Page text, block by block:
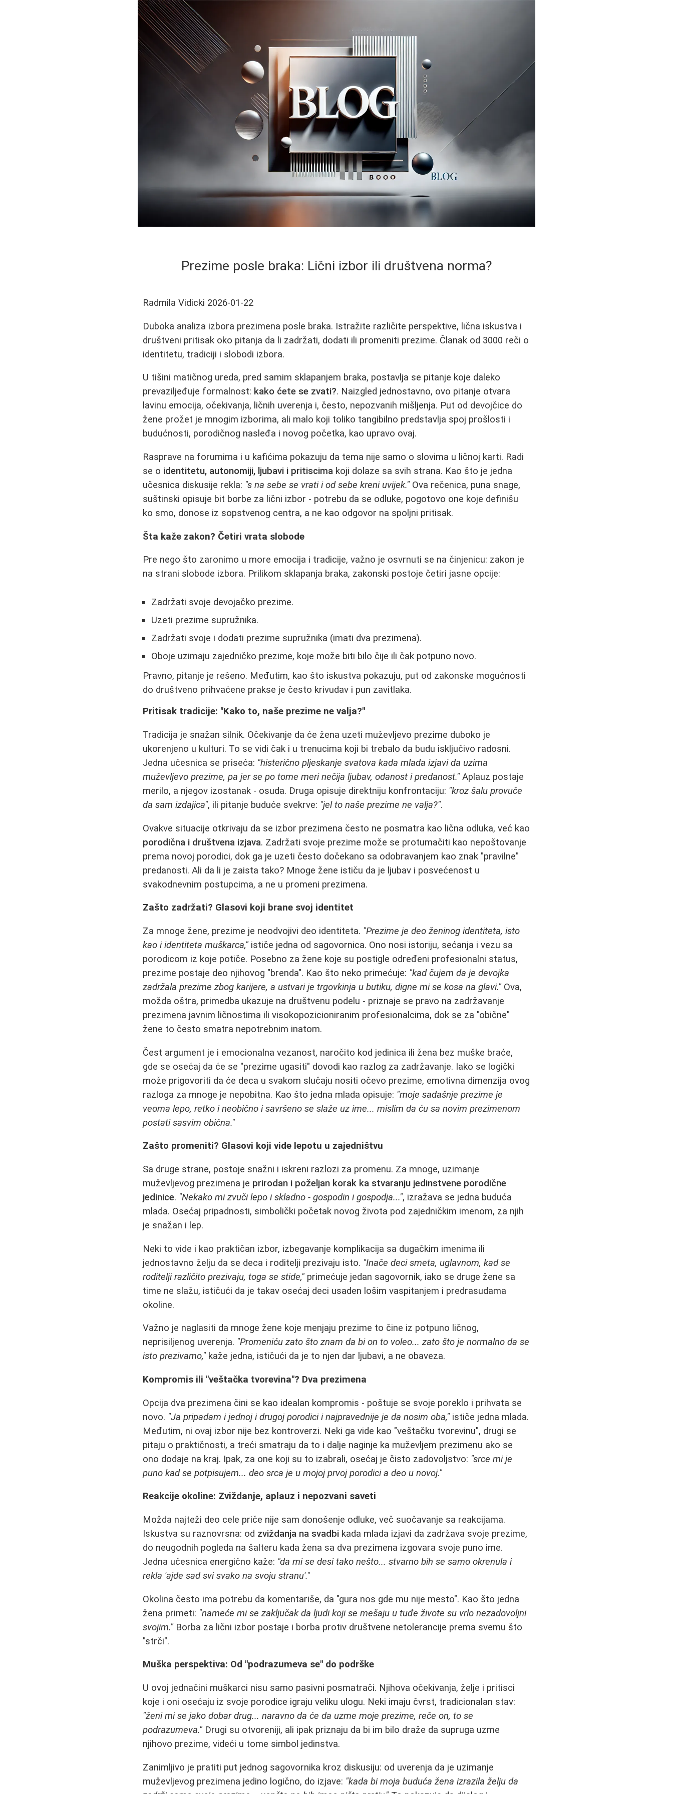
Prezime posle braka: Lični izbor ili društvena norma?
Radmila Vidicki 2026-01-22
Duboka analiza izbora prezimena posle braka. Istražite različite perspektive, lična iskustva i
društveni pritisak oko pitanja da li zadržati, dodati ili promeniti prezime. Članak od 3000 reči o
identitetu, tradiciji i slobodi izbora.
U tišini matičnog ureda, pred samim sklapanjem braka, postavlja se pitanje koje daleko
prevaziljeđuje formalnost: kako ćete se zvati?. Naizgled jednostavno, ovo pitanje otvara
lavinu emocija, očekivanja, ličnih uverenja i, često, nepozvanih mišljenja. Put od devojčice do
žene prožet je mnogim izborima, ali malo koji toliko tangibilno predstavlja spoj prošlosti i
budućnosti, porodičnog nasleđa i novog početka, kao upravo ovaj.
Rasprave na forumima i u kafićima pokazuju da tema nije samo o slovima u ličnoj karti. Radi
se o identitetu, autonomiji, ljubavi i pritiscima koji dolaze sa svih strana. Kao što je jedna
učesnica diskusije rekla: "s na sebe se vrati i od sebe kreni uvijek." Ova rečenica, puna snage,
suštinski opisuje bit borbe za lični izbor - potrebu da se odluke, pogotovo one koje definišu
ko smo, donose iz sopstvenog centra, a ne kao odgovor na spoljni pritisak.
Šta kaže zakon? Četiri vrata slobode
Pre nego što zaronimo u more emocija i tradicije, važno je osvrnuti se na činjenicu: zakon je
na strani slobode izbora. Prilikom sklapanja braka, zakonski postoje četiri jasne opcije:
Zadržati svoje devojačko prezime.
Uzeti prezime supružnika.
Zadržati svoje i dodati prezime supružnika (imati dva prezimena).
Oboje uzimaju zajedničko prezime, koje može biti bilo čije ili čak potpuno novo.
Pravno, pitanje je rešeno. Međutim, kao što iskustva pokazuju, put od zakonske mogućnosti
do društveno prihvaćene prakse je često krivudav i pun zavitlaka.
Pritisak tradicije: "Kako to, naše prezime ne valja?"
Tradicija je snažan silnik. Očekivanje da će žena uzeti muževljevo prezime duboko je
ukorenjeno u kulturi. To se vidi čak i u trenucima koji bi trebalo da budu isključivo radosni.
Jedna učesnica se priseća: "histerično pljeskanje svatova kada mlada izjavi da uzima
muževljevo prezime, pa jer se po tome meri nečija ljubav, odanost i predanost." Aplauz postaje
merilo, a njegov izostanak - osuda. Druga opisuje direktniju konfrontaciju: "kroz šalu provuče
da sam izdajica", ili pitanje buduće svekrve: "jel to naše prezime ne valja?".
Ovakve situacije otkrivaju da se izbor prezimena često ne posmatra kao lična odluka, već kao
porodična i društvena izjava. Zadržati svoje prezime može se protumačiti kao nepoštovanje
prema novoj porodici, dok ga je uzeti često dočekano sa odobravanjem kao znak "pravilne"
predanosti. Ali da li je zaista tako? Mnoge žene ističu da je ljubav i posvećenost u
svakodnevnim postupcima, a ne u promeni prezimena.
Zašto zadržati? Glasovi koji brane svoj identitet
Za mnoge žene, prezime je neodvojivi deo identiteta. "Prezime je deo ženinog identiteta, isto
kao i identiteta muškarca," ističe jedna od sagovornica. Ono nosi istoriju, sećanja i vezu sa
porodicom iz koje potiče. Posebno za žene koje su postigle određeni profesionalni status,
prezime postaje deo njihovog "brenda". Kao što neko primećuje: "kad čujem da je devojka
zadržala prezime zbog karijere, a ustvari je trgovkinja u butiku, digne mi se kosa na glavi." Ova,
možda oštra, primedba ukazuje na društvenu podelu - priznaje se pravo na zadržavanje
prezimena javnim ličnostima ili visokopozicioniranim profesionalcima, dok se za "obične"
žene to često smatra nepotrebnim inatom.
Čest argument je i emocionalna vezanost, naročito kod jedinica ili žena bez muške braće,
gde se osećaj da će se "prezime ugasiti" dovodi kao razlog za zadržavanje. Iako se logički
može prigovoriti da će deca u svakom slučaju nositi očevo prezime, emotivna dimenzija ovog
razloga za mnoge je nepobitna. Kao što jedna mlada opisuje: "moje sadašnje prezime je
veoma lepo, retko i neobično i savršeno se slaže uz ime... mislim da ću sa novim prezimenom
postati sasvim obična."
Zašto promeniti? Glasovi koji vide lepotu u zajedništvu
Sa druge strane, postoje snažni i iskreni razlozi za promenu. Za mnoge, uzimanje
muževljevog prezimena je prirodan i poželjan korak ka stvaranju jedinstvene porodične
jedinice. "Nekako mi zvuči lepo i skladno - gospodin i gospodja...", izražava se jedna buduća
mlada. Osećaj pripadnosti, simbolički početak novog života pod zajedničkim imenom, za njih
je snažan i lep.
Neki to vide i kao praktičan izbor, izbegavanje komplikacija sa dugačkim imenima ili
jednostavno želju da se deca i roditelji prezivaju isto. "Inače deci smeta, uglavnom, kad se
roditelji različito prezivaju, toga se stide," primećuje jedan sagovornik, iako se druge žene sa
time ne slažu, ističući da je takav osećaj deci usaden lošim vaspitanjem i predrasudama
okoline.
Važno je naglasiti da mnoge žene koje menjaju prezime to čine iz potpuno ličnog,
neprisiljenog uverenja. "Promeniću zato što znam da bi on to voleo... zato što je normalno da se
isto prezivamo," kaže jedna, ističući da je to njen dar ljubavi, a ne obaveza.
Kompromis ili "veštačka tvorevina"? Dva prezimena
Opcija dva prezimena čini se kao idealan kompromis - poštuje se svoje poreklo i prihvata se
novo. "Ja pripadam i jednoj i drugoj porodici i najpravednije je da nosim oba," ističe jedna mlada.
Međutim, ni ovaj izbor nije bez kontroverzi. Neki ga vide kao "veštačku tvorevinu", drugi se
pitaju o praktičnosti, a treći smatraju da to i dalje naginje ka muževljem prezimenu ako se
ono dodaje na kraj. Ipak, za one koji su to izabrali, osećaj je čisto zadovoljstvo: "srce mi je
puno kad se potpisujem... deo srca je u mojoj prvoj porodici a deo u novoj."
Reakcije okoline: Zviždanje, aplauz i nepozvani saveti
Možda najteži deo cele priče nije sam donošenje odluke, več suočavanje sa reakcijama.
Iskustva su raznovrsna: od zviždanja na svadbi kada mlada izjavi da zadržava svoje prezime,
do neugodnih pogleda na šalteru kada žena sa dva prezimena izgovara svoje puno ime.
Jedna učesnica energično kaže: "da mi se desi tako nešto... stvarno bih se samo okrenula i
rekla 'ajde sad svi svako na svoju stranu'."
Okolina često ima potrebu da komentariše, da "gura nos gde mu nije mesto". Kao što jedna
žena primeti: "nameće mi se zaključak da ljudi koji se mešaju u tuđe živote su vrlo nezadovoljni
svojim." Borba za lični izbor postaje i borba protiv društvene netolerancije prema svemu što
"strči".
Muška perspektiva: Od "podrazumeva se" do podrške
U ovoj jednačini muškarci nisu samo pasivni posmatrači. Njihova očekivanja, želje i pritisci
koje i oni osećaju iz svoje porodice igraju veliku ulogu. Neki imaju čvrst, tradicionalan stav:
"ženi mi se jako dobar drug... naravno da će da uzme moje prezime, reče on, to se
podrazumeva." Drugi su otvoreniji, ali ipak priznaju da bi im bilo draže da supruga uzme
njihovo prezime, videći u tome simbol jedinstva.
Zanimljivo je pratiti put jednog sagovornika kroz diskusiju: od uverenja da je uzimanje
muževljevog prezimena jedino logično, do izjave: "kada bi moja buduća žena izrazila želju da